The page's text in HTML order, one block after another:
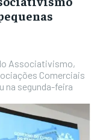
Associativismo,
Comerciais
na segunda-feira